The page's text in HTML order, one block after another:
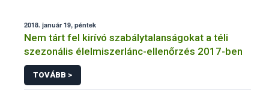
2018. január 19, péntek
Nem tárt fel kirívó szabálytalanságokat a téli
szezonális élelmiszerlánc-ellenőrzés 2017-ben
TOVÁBB >